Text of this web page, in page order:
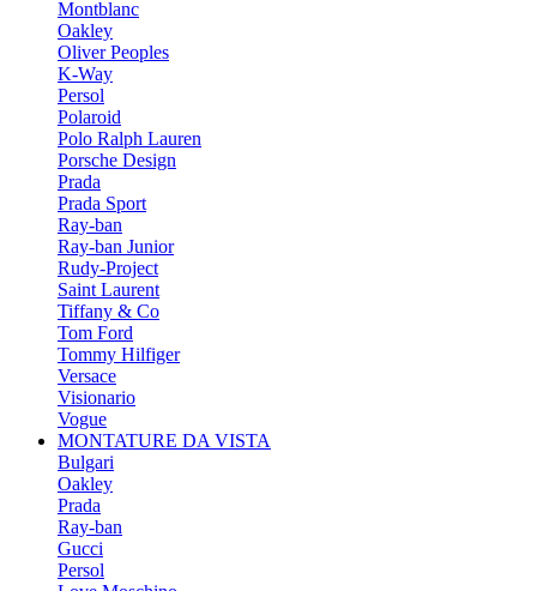
Montblanc
Oakley
Oliver Peoples
K-Way
Persol
Polaroid
Polo Ralph Lauren
Porsche Design
Prada
Prada Sport
Ray-ban
Ray-ban Junior
Rudy-Project
Saint Laurent
Tiffany & Co
Tom Ford
Tommy Hilfiger
Versace
Visionario
Vogue
MONTATURE DA VISTA
Bulgari
Oakley
Prada
Ray-ban
Gucci
Persol